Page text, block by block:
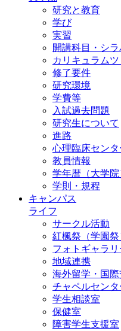
研究と教育
学び
実習
開講科目・シラ
カリキュラムツ
修了要件
研究環境
学費等
入試過去問題
研究生について
進路
心理臨床センタ
教員情報
学年暦（大学院
学則・規程
キャンパス
ライフ
サークル活動
紅楓祭（学園祭
フォトギャラリ
地域連携
海外留学・国
チャペルセンタ
学生相談室
保健室
障害学生支援室